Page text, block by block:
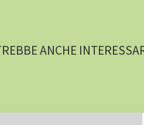
ANCHE